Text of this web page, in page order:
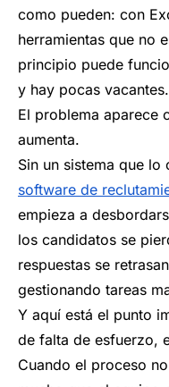
como pueden: con
herramientas que no
principio puede
y hay pocas vacantes.
El problema aparece
aumenta.
Sin un sistema que
software de
empieza a
los candidatos se
respuestas se
gestionando tareas
Y aquí está el punto
de falta de esfuerzo,
Cuando el proceso